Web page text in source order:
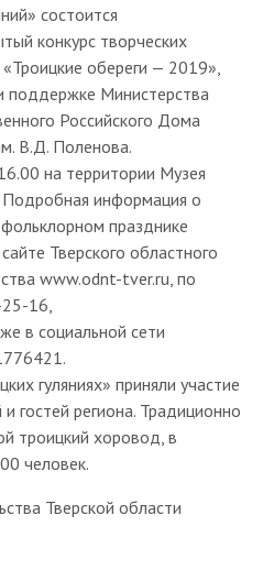
состоится
конкурс творческих
обереги — 2019»,
поддержке Министерства
Российского Дома
В.Д. Поленова.
на территории Музея
Подробная информация о
празднике
Тверского областного
www.odnt-tver.ru, по
16,
в социальной сети
гуляниях» приняли участие
гостей региона. Традиционно
троицкий хоровод, в
человек.
Тверской области